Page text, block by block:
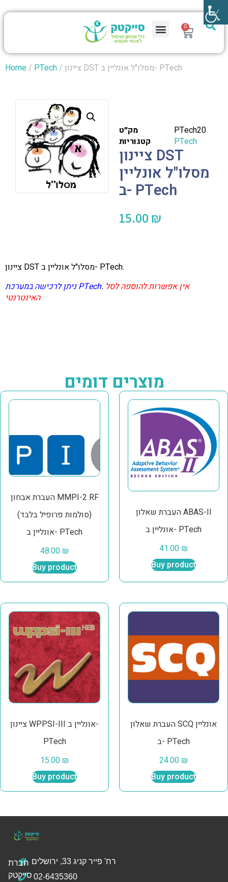
0
Home/ PTech / ציינון DST מסלו"ל אונליין ב- PTech
מק״ט
PTech20
קטגוריות
PTech
ציינון DST
מסלו"ל אונליין
ב- PTech
15.00 ₪
ציינון DST מסלו"ל אונליין ב- PTech.
ניתן לרכישה במערכת PTech. אין אפשרות להוספה לסל
האינטרנטי
מוצרים דומים
העברת אבחון MMPI-2 RF
(סולמות פרופיל בלבד)
אונליין ב- PTech
48.00 ₪
Buy product
העברת שאלון ABAS-II
אונליין ב- PTech
41.00 ₪
Buy product
ציינון WPPSI-III אונליין ב-
PTech
15.00 ₪
Buy product
העברת שאלון SCQ אונליין
ב- PTech
24.00 ₪
Buy product
רח' פייר קניג 33, ירושלים
02-6435360
חברת
סייקטק